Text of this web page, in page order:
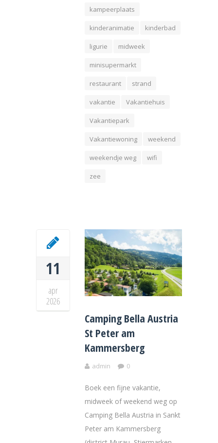
kampeerplaats
kinderanimatie kinderbad
ligurie midweek
minisupermarkt
restaurant strand
vakantie Vakantiehuis
Vakantiepark
Vakantiewoning weekend
weekendje weg wifi
zee
11
apr
2026
Camping Bella Austria
St Peter am
Kammersberg
admin 0
Boek een fijne vakantie,
midweek of weekend weg op
Camping Bella Austria in Sankt
Peter am Kammersberg